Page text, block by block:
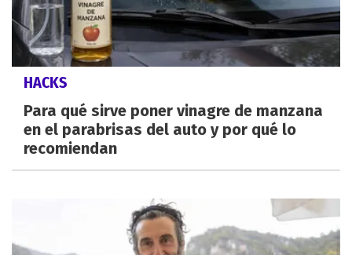
HACKS
Para qué sirve poner vinagre de manzana
en el parabrisas del auto y por qué lo
recomiendan